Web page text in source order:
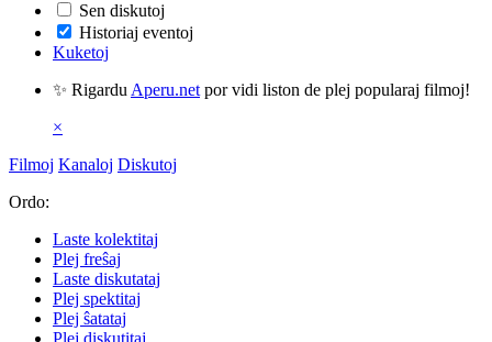
Sen diskutoj
Historiaj eventoj
Kuketoj
✨ Rigardu Aperu.net por vidi liston de plej popularaj filmoj!
×
Filmoj Kanaloj Diskutoj
Ordo:
Laste kolektitaj
Plej freŝaj
Laste diskutataj
Plej spektitaj
Plej ŝatataj
Plej diskutitaj